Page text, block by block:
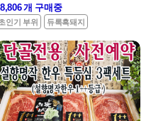
개 구매중
인기 부위 듀록흑돼지